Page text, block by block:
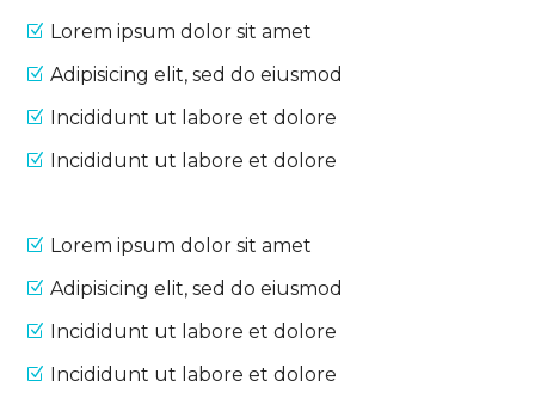
Lorem ipsum dolor sit amet
Adipisicing elit, sed do eiusmod
Incididunt ut labore et dolore
Incididunt ut labore et dolore
Lorem ipsum dolor sit amet
Adipisicing elit, sed do eiusmod
Incididunt ut labore et dolore
Incididunt ut labore et dolore